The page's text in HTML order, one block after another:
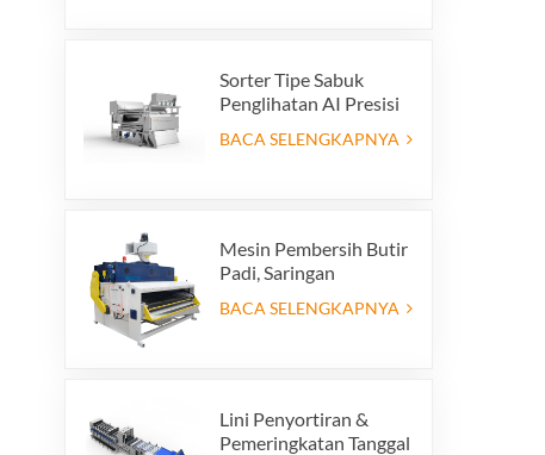
Sorter Tipe Sabuk
Penglihatan AI Presisi
BACA SELENGKAPNYA
Mesin Pembersih Butir
Padi, Saringan
Ayakan Getar,
BACA SELENGKAPNYA
Lini Penyortiran &
Pemeringkatan Tanggal